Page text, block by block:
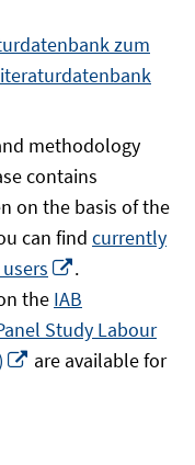
zum
methodology
contains
on the basis of the
can find currently
neuem
Fenster
öffnen
.
the IAB
Study Labour
In
are available for